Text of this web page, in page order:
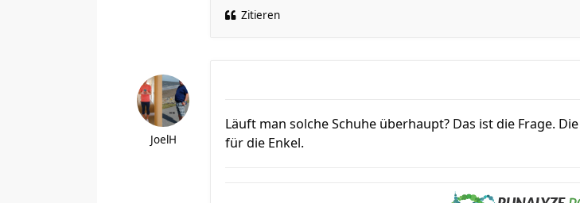
Zitieren
JoelH
Läuft man solche Schuhe überhaupt? Das ist die Frage.
für die Enkel.